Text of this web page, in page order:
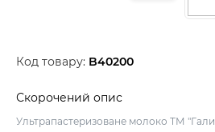
Код товару: B40200
Скорочений опис
Ультрапастеризоване молоко ТМ